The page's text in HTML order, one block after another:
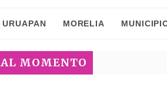
URUAPAN MORELIA
AL MOMENTO